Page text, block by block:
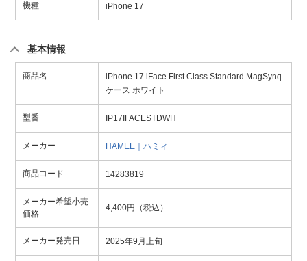
機種 iPhone 17
基本情報
商品名
iPhone 17 iFace First Class Standard MagSynq
ケース ホワイト
型番 IP17IFACESTDWH
メーカー HAMEE｜ハミィ
商品コード 14283819
メーカー希望小売
価格
4,400円（税込）
メーカー発売日 2025年9月上旬